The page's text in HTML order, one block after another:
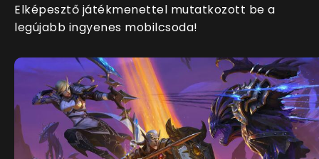
Elképesztő játékmenettel mutatkozott be a
legújabb ingyenes mobilcsoda!